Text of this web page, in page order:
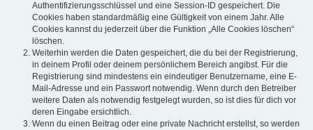
Authentifizierungsschlüssel und eine Session-ID gespeichert. Die
Cookies haben standardmäßig eine Gültigkeit von einem Jahr. Alle
Cookies kannst du jederzeit über die Funktion „Alle Cookies löschen“
löschen.
Weiterhin werden die Daten gespeichert, die du bei der Registrierung,
in deinem Profil oder deinem persönlichem Bereich angibst. Für die
Registrierung sind mindestens ein eindeutiger Benutzername, eine E-
Mail-Adresse und ein Passwort notwendig. Wenn durch den Betreiber
weitere Daten als notwendig festgelegt wurden, so ist dies für dich vor
deren Eingabe ersichtlich.
Wenn du einen Beitrag oder eine private Nachricht erstellst, so werden